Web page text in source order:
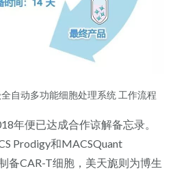
自动多功能细胞处理系统 工作流程
年便已达成合作谅解备忘录。
Prodigy和MACSQuant
备CAR-T细胞，美天旎则为博生